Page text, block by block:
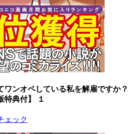
ワンオペしている私を解雇ですか？
特典付】 １
ェック